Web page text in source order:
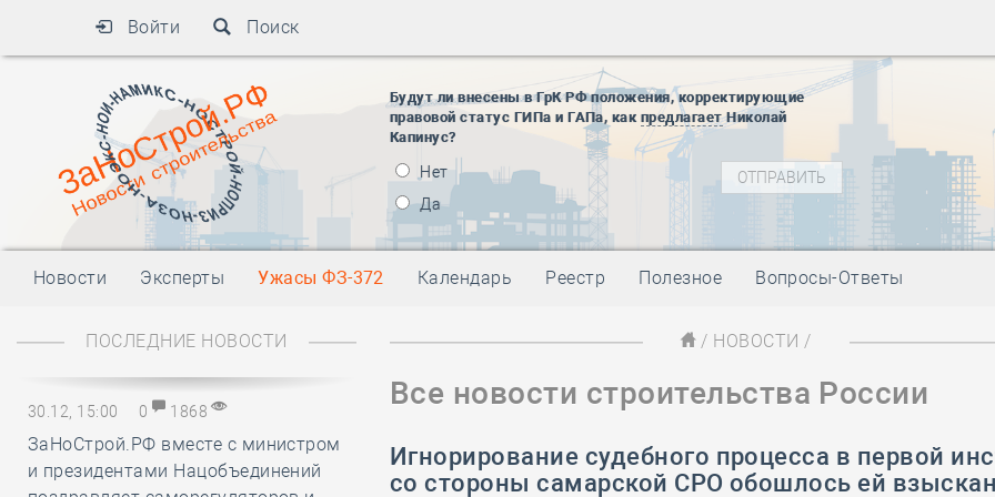
Войти Поиск
Будут ли внесены в ГрК РФ положения, корректирующие
правовой статус ГИПа и ГАПа, как предлагаетНиколай
Капинус?
Нет
Да
27 января
блокады
01 мая-
09 мая -
10 ноября
01 мая-
09 мая-
Новости Эксперты Ужасы ФЗ-372 Календарь Реестр Полезное Вопросы-Ответы
ПОСЛЕДНИЕ НОВОСТИ
30.12, 15:00 0 1868
ЗаНоСтрой.РФ вместе с министром
и президентами Нацобъединений
/ НОВОСТИ /
Все новости строительства России
Игнорирование судебного процесса в первой
со стороны самарской СРО обошлось ей